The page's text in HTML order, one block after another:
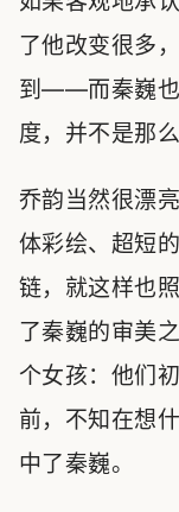
了他改变很多
到——而秦巍也
度，并不是那么
乔韵当然很漂
体彩绘、超短
链，就这样也
了秦巍的审美
个女孩：他们
前，不知在想
中了秦巍。